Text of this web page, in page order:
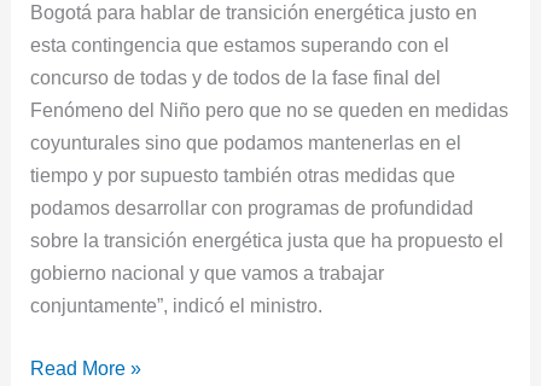
Bogotá para hablar de transición energética justo en
esta contingencia que estamos superando con el
concurso de todas y de todos de la fase final del
Fenómeno del Niño pero que no se queden en medidas
coyunturales sino que podamos mantenerlas en el
tiempo y por supuesto también otras medidas que
podamos desarrollar con programas de profundidad
sobre la transición energética justa que ha propuesto el
gobierno nacional y que vamos a trabajar
conjuntamente”, indicó el ministro.
Read More »